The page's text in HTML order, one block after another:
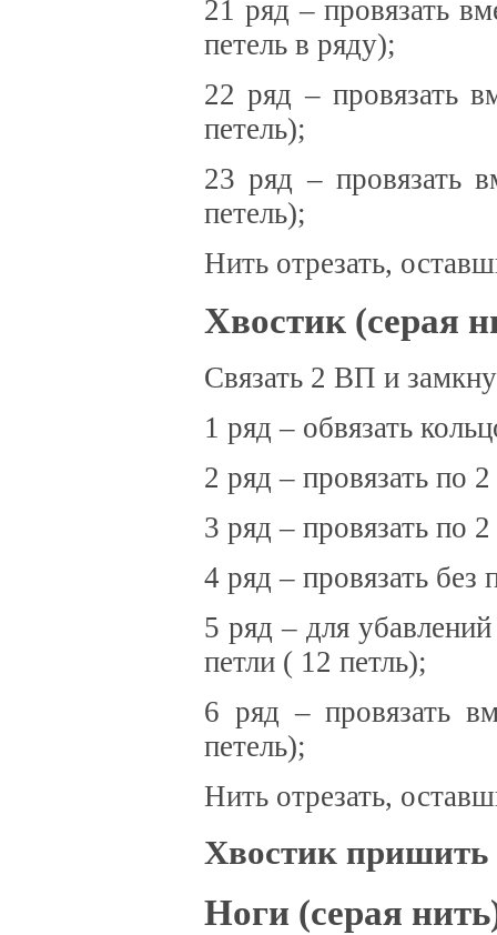
21 ряд – провязать
петель в ряду);
22 ряд – провязать
петель);
23 ряд – провязать
петель);
Нить отрезать,
Хвостик (серая
Связать 2 ВП и
1 ряд – обвязать
2 ряд – провязать по
3 ряд – провязать по
4 ряд – провязать без
5 ряд – для
петли ( 12 петль);
6 ряд – провязать
петель);
Нить отрезать,
Хвостик
Ноги (серая